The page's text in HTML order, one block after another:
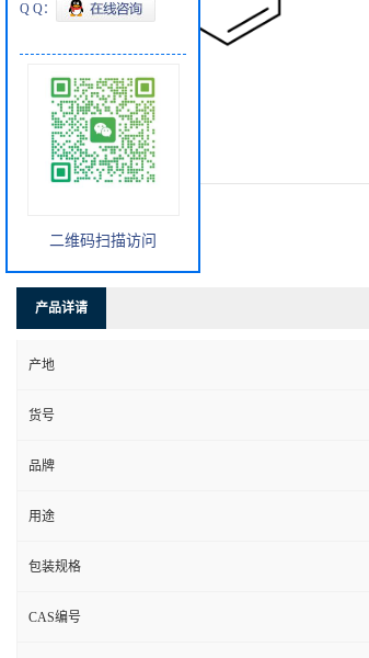
产品详请
产地
货号
品牌
用途
包装规格
CAS编号
Q Q：
二维码扫描访问